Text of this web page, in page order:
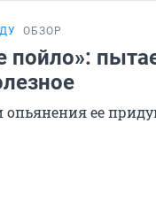
ОБЗОР
пойло»:
опьянения ее